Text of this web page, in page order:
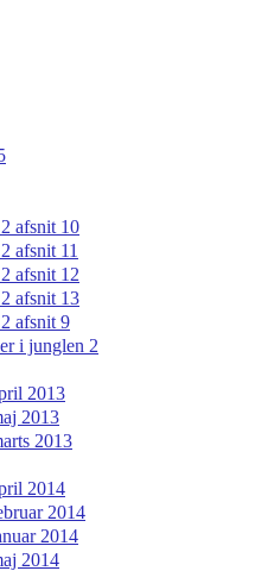
afsnit 10
afsnit 11
afsnit 12
afsnit 13
afsnit 9
i junglen 2
2013
2013
2013
2014
2014
2014
2014